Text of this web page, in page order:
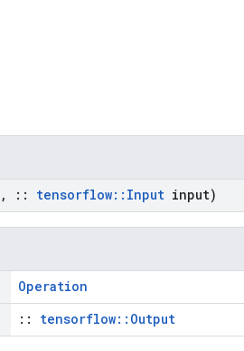
, :: tensorflow:: Input input)
Operation
:: tensorflow::Output